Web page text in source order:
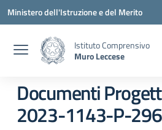
Vai ai contenuti
Vai al menu di navigazione
Vai al footer
Ministero dell'Istruzione e del Merito
Istituto Comprensivo
Muro Leccese
Documenti
2023-1143-P-